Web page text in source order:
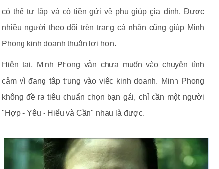
có thể tự lập và có tiền gửi về phụ giúp gia đình. Được
nhiều người theo dõi trên trang cá nhân cũng giúp Minh
Phong kinh doanh thuận lợi hơn.
Hiện tại, Minh Phong vẫn chưa muốn vào chuyện tình
cảm vì đang tập trung vào việc kinh doanh. Minh Phong
không đề ra tiêu chuẩn chọn bạn gái, chỉ cần một người
"Hợp - Yêu - Hiểu và Cần" nhau là được.